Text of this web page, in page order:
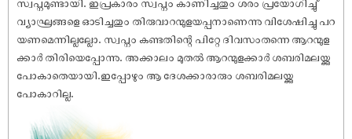
വ്യാഘ്രങ്ങളെ ഓടിച്ചതും തിരുവാറന്മുളയപ്പനാണെന്നു വിശേ‌ഷിച്ചു പറ
യണമെന്നില്ലല്ലോ. സ്വപ്നം കണ്ടതിന്റെ പിറ്റേ ദിവസംതന്നെ ആറന്മുള
ക്കാർ തിരിയെപ്പോന്നു. അക്കാലം മുതൽ ആറന്മുളക്കാർ ശബരിമലയ്ക്കു
പോകാതെയായി.ഇപ്പോഴും ആ ദേശക്കാരാരും ശബരിമലയ്ക്കു
പോകാറില്ല.